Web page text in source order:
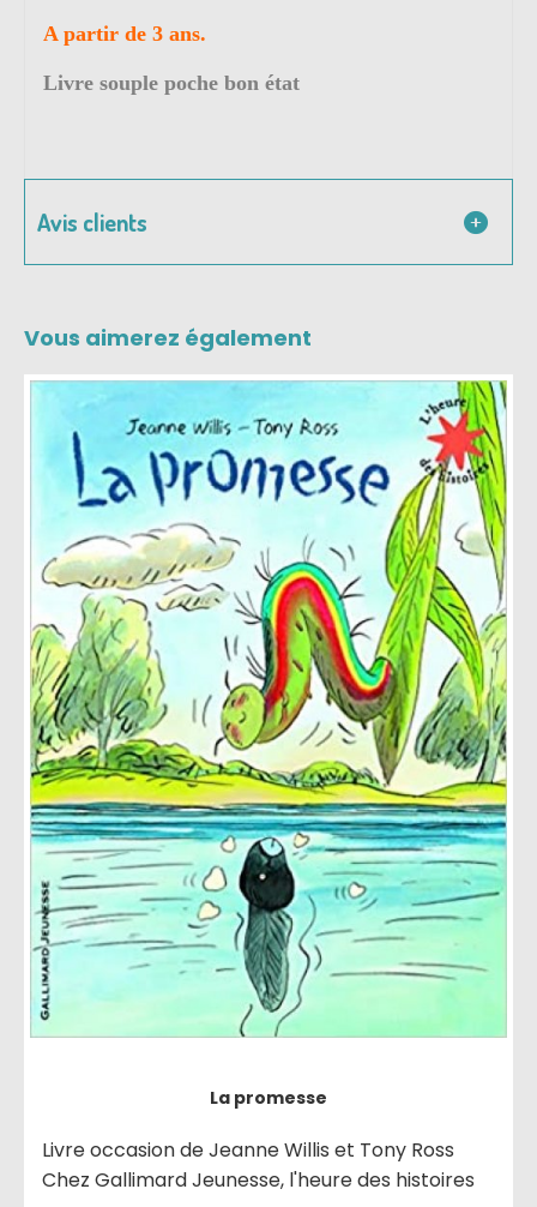
A partir de 3 ans.
Livre souple poche bon état
Avis clients
Vous aimerez également
La promesse
Livre occasion de Jeanne Willis et Tony Ross
Chez Gallimard Jeunesse, l'heure des histoires